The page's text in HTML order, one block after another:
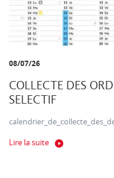
08/07/26
COLLECTE DES
SELECTIF
Lire la suite